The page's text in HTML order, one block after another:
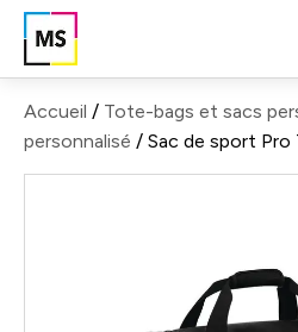
Accueil / Tote-bags et sacs
personnalisé / Sac de sport Pro